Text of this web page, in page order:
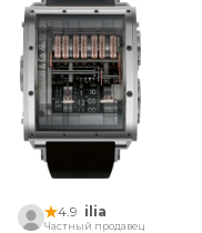
4.9 ilia
Частный продавец